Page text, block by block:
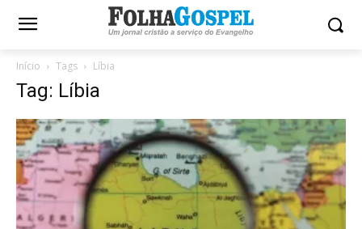
Início Tags Líbia
Tag: Líbia